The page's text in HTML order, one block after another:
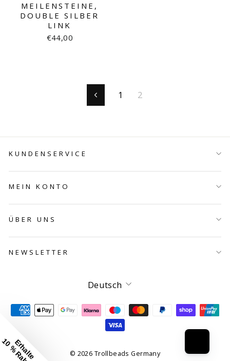
MEILENSTEINE,
DOUBLE SILBER
LINK
€44,00
Zurück
1 2
KUNDENSERVICE
MEIN KONTO
ÜBER UNS
NEWSLETTER
Sprache
Deutsch
© 2026 Trollbeads Germany
Erhalte